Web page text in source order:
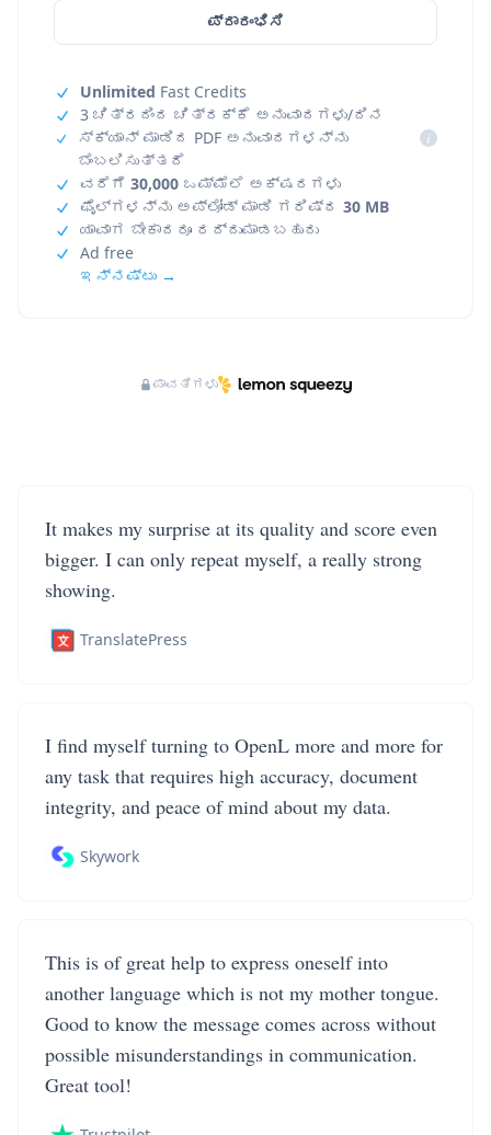
ಪ್ರಾರಂಭಿಸಿ
Unlimited Fast Credits
3 ಚಿತ್ರದಿಂದ ಚಿತ್ರಕ್ಕೆ ಅನುವಾದಗಳು/ದಿನ
ಸ್ಕ್ಯಾನ್ ಮಾಡಿದ PDF ಅನುವಾದಗಳನ್ನು
ಬೆಂಬಲಿಸುತ್ತದೆ
i
ವರೆಗೆ 30,000 ಒಮ್ಮೆಲೆ ಅಕ್ಷರಗಳು
ಫೈಲ್‌ಗಳನ್ನು ಅಪ್‌ಲೋಡ್ ಮಾಡಿ ಗರಿಷ್ಠ 30 MB
ಯಾವಾಗ ಬೇಕಾದರೂ ರದ್ದುಮಾಡಬಹುದು
Ad free
ಇನ್ನಷ್ಟು →
ಪಾವತಿಗಳು
It makes my surprise at its quality and score even
bigger. I can only repeat myself, a really strong
showing.
TranslatePress
I find myself turning to OpenL more and more for
any task that requires high accuracy, document
integrity, and peace of mind about my data.
Skywork
This is of great help to express oneself into
another language which is not my mother tongue.
Good to know the message comes across without
possible misunderstandings in communication.
Great tool!